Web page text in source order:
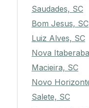
Saudades, SC
Bom Jesus, SC
Luiz Alves, SC
Nova
Macieira, SC
Novo
Salete, SC